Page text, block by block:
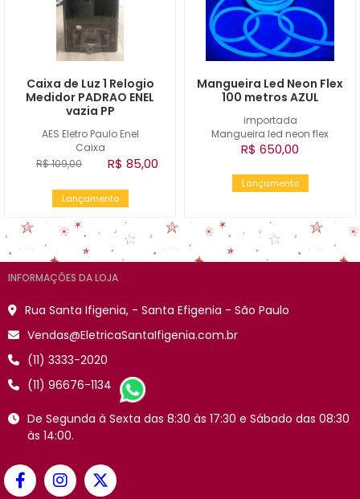
AES Eletro Paulo Enel
Caixa
Caixa de Luz 1 Relogio
Medidor PADRAO ENEL
vazia PP
R$ 109,00 R$ 85,00
Lançamento
importada
Mangueira led neon flex
Mangueira Led Neon Flex
100 metros AZUL
R$ 650,00
Lançamento
INFORMAÇÕES DA LOJA
Rua Santa Ifigenia, - Santa Efigenia - São Paulo
Vendas@EletricaSantaIfigenia.com.br
(11) 3333-2020
(11) 96676-1134
De Segunda à Sexta das 8:30 às 17:30 e Sábado das 08:30
às 14:00.